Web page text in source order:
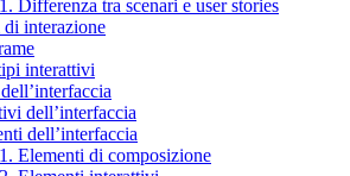
Differenza tra scenari e user stories
di interazione
interattivi
dell’interfaccia
dell’interfaccia
Elementi di composizione